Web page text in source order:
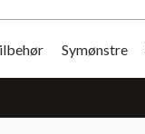
Symønstre